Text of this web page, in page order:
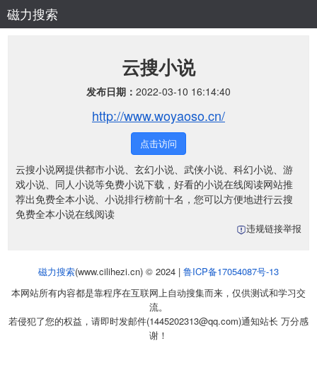
磁力搜索
云搜小说
发布日期： 2022-03-10 16:14:40
http://www.woyaoso.cn/
点击访问
云搜小说网提供都市小说、玄幻小说、武侠小说、科幻小说、游
戏小说、同人小说等免费小说下载，好看的小说在线阅读网站推
荐出免费全本小说、小说排行榜前十名，您可以方便地进行云搜
免费全本小说在线阅读
违规链接举报
磁力搜索(www.cilihezi.cn) © 2024 | 鲁ICP备17054087号-13
本网站所有内容都是靠程序在互联网上自动搜集而来，仅供测试和学习交
流。
若侵犯了您的权益，请即时发邮件(1445202313@qq.com)通知站长 万分感
谢！